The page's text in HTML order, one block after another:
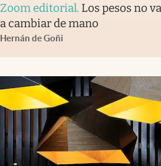
Zoom editorial. Los pesos no
a cambiar de mano
Hernán de Goñi